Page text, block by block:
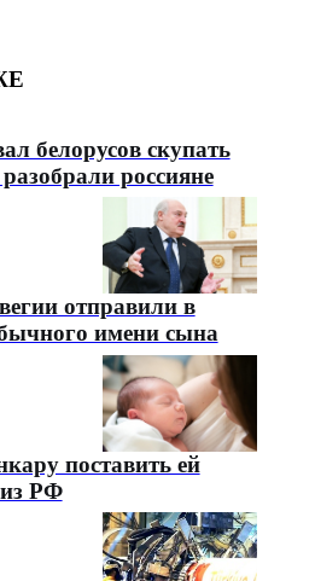
белорусов скупать
россияне
отправили в
имени сына
поставить ей
из РФ